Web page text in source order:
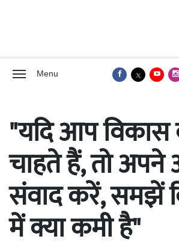
Menu
"यदि आप विकास
चाहते हैं, तो
संवाद करें, समझें
में क्या कमी है"